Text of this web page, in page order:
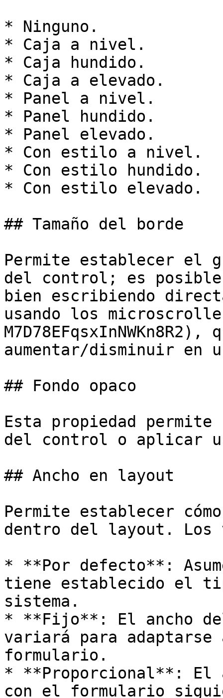
* Ninguno.
* Caja a nivel.
* Caja hundido.
* Caja a elevado.
* Panel a nivel.
* Panel hundido.
* Panel elevado.
* Con estilo a nivel.
* Con estilo hundido.
* Con estilo elevado.
## Tamaño del borde
Permite establecer el
del control; es
bien escribiendo
usando los
aumentar/disminuir en
## Fondo opaco
Esta propiedad
del control o aplicar
## Ancho en layout
Permite establecer
dentro del layout. Los
* **Por defecto**:
tiene establecido el
sistema.
* **Fijo**: El ancho
variará para
formulario.
* **Proporcional**: El
con el formulario